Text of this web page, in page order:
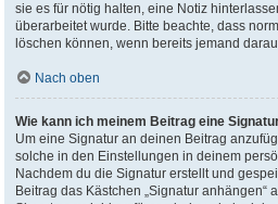
sie es für nötig halten, eine Notiz
überarbeitet wurde. Bitte beachte, dass
löschen können, wenn bereits jemand
Nach oben
Wie kann ich meinem Beitrag eine
Um eine Signatur an deinen Beitrag
solche in den Einstellungen in deinem
Nachdem du die Signatur erstellt und
Beitrag das Kästchen „Signatur anhängen“